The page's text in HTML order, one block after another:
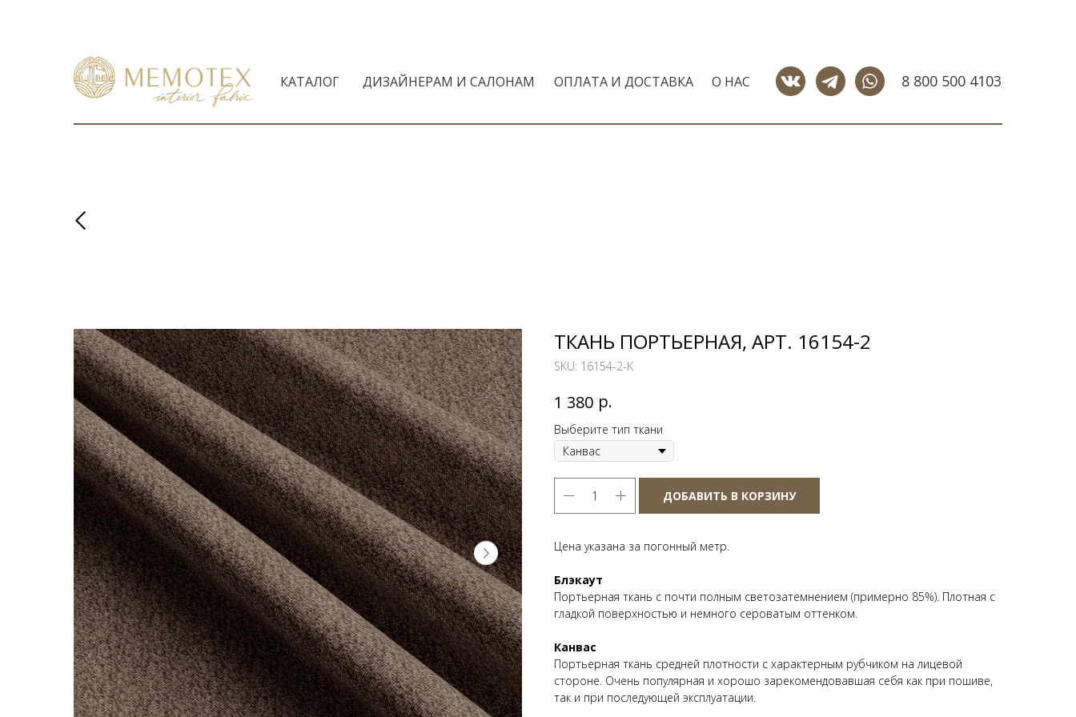
КАТАЛОГ ДИЗАЙНЕРАМ И САЛОНАМ 8 800 500 4103
ОПЛАТА И ДОСТАВКА О НАС
ТКАНЬ ПОРТЬЕРНАЯ, АРТ. 16154-2
SKU: 16154-2-K
1 380 р.
Выберите тип ткани
ДОБАВИТЬ В КОРЗИНУ
Цена указана за погонный метр.
Блэкаут
Портьерная ткань с почти полным светозатемнением (примерно 85%). Плотная с
гладкой поверхностью и немного сероватым оттенком.
Канвас
Портьерная ткань средней плотности с характерным рубчиком на лицевой
стороне. Очень популярная и хорошо зарекомендовавшая себя как при пошиве,
так и при последующей эксплуатации.